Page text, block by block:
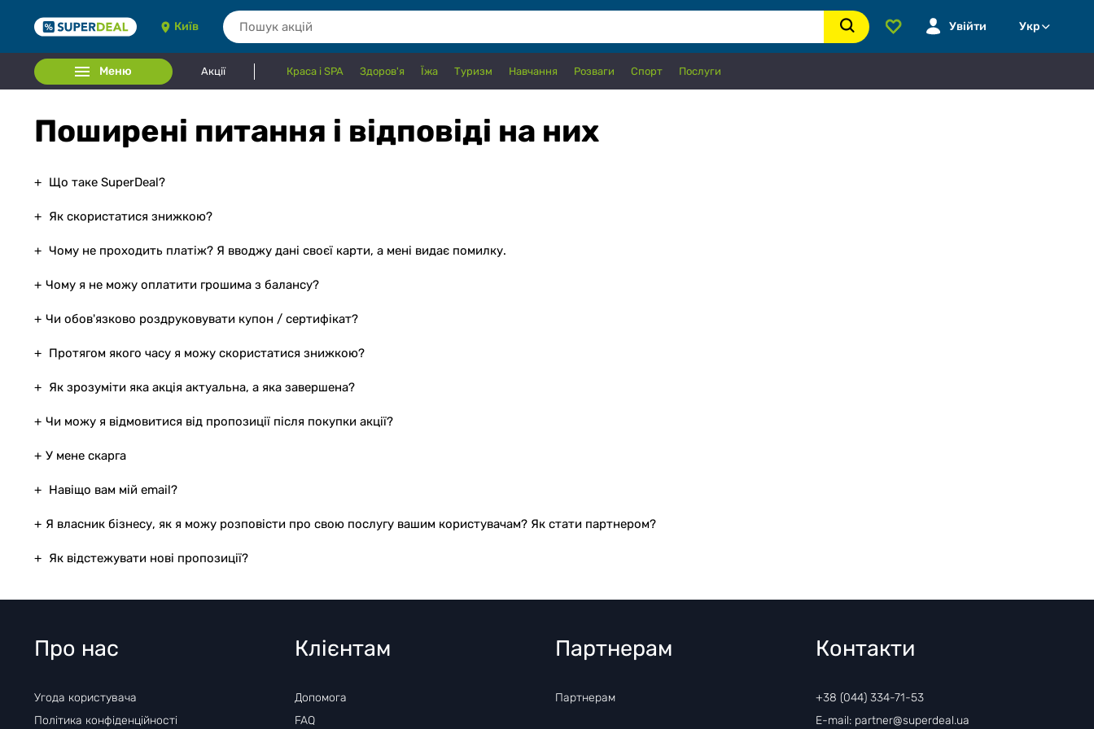
Київ Увійти Укр
Меню Акції Краса і SPA Здоров'я Їжа Туризм Навчання Розваги Спорт Послуги
Поширені питання і відповіді на них
Що таке SuperDeal?
Як скористатися знижкою?
Чому не проходить платіж? Я вводжу дані своєї карти, а мені видає помилку.
Чому я не можу оплатити грошима з балансу?
Чи обов'язково роздруковувати купон / сертифікат?
Протягом якого часу я можу скористатися знижкою?
Як зрозуміти яка акція актуальна, а яка завершена?
Чи можу я відмовитися від пропозиції після покупки акції?
У мене скарга
Навіщо вам мій email?
Я власник бізнесу, як я можу розповісти про свою послугу вашим користувачам? Як стати партнером?
Як відстежувати нові пропозиції?
Про нас
Угода користувача
Політика конфіденційності
Клієнтам
Допомога
FAQ
Партнерам
Партнерам
Контакти
+38 (044) 334-71-53
E-mail: partner@superdeal.ua